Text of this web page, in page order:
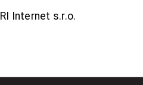
Internet s.r.o.